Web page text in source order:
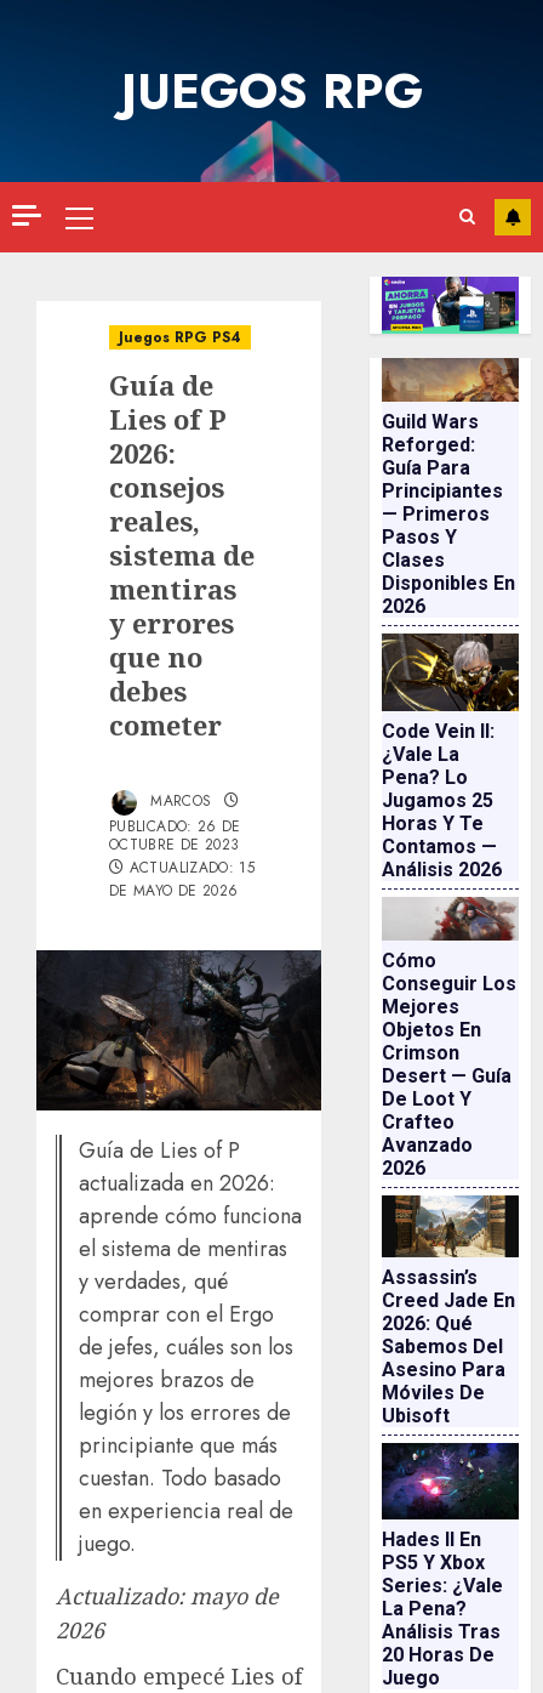
JUEGOS RPG
Menú
principal
Juegos RPG PS4
Guía de
Lies of P
2026:
consejos
reales,
sistema de
mentiras
y errores
que no
debes
cometer
MARCOS
PUBLICADO: 26 DE
OCTUBRE DE 2023
ACTUALIZADO: 15
DE MAYO DE 2026
Guía de Lies of P
actualizada en 2026:
aprende cómo funciona
el sistema de mentiras
y verdades, qué
comprar con el Ergo
de jefes, cuáles son los
mejores brazos de
legión y los errores de
principiante que más
cuestan. Todo basado
en experiencia real de
juego.
Actualizado: mayo de
2026
Cuando empecé Lies of
Guild Wars
Reforged:
Guía Para
Principiantes
— Primeros
Pasos Y
Clases
Disponibles En
2026
Code Vein II:
¿vale La
Pena? Lo
Jugamos 25
Horas Y Te
Contamos —
Análisis 2026
Cómo
Conseguir Los
Mejores
Objetos En
Crimson
Desert — Guía
De Loot Y
Crafteo
Avanzado
2026
Assassin’s
Creed Jade En
2026: Qué
Sabemos Del
Asesino Para
Móviles De
Ubisoft
Hades II En
PS5 Y Xbox
Series: ¿vale
La Pena?
Análisis Tras
20 Horas De
Juego